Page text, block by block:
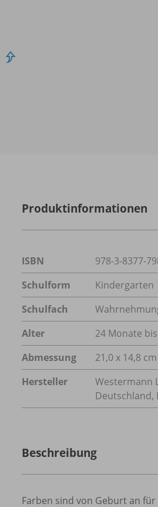
Produktinformationen
ISBN
978-3-8377-
Schulform
Kindergarten
Schulfach
Alter
24 Monate
Abmessung
21,0 x 14,8 cm
Hersteller
Westermann
Deutschland,
Beschreibung
Farben sind von Geburt an